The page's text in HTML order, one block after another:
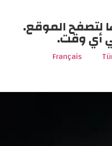
لتصفح الموقع.
أي وقت.
Français